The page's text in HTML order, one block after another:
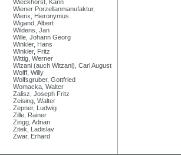
Wieckhorst, Karin
Wiener Porzellanmanufaktur,
Wierix, Hieronymus
Wigand, Albert
Wildens, Jan
Wille, Johann Georg
Winkler, Hans
Winkler, Fritz
Wittig, Werner
Wizani (auch Witzani), Carl August
Wolff, Willy
Wolfsgruber, Gottfried
Womacka, Walter
Zalisz, Joseph Fritz
Zeising, Walter
Zepner, Ludwig
Zille, Rainer
Zingg, Adrian
Zitek, Ladislav
Zwar, Erhard